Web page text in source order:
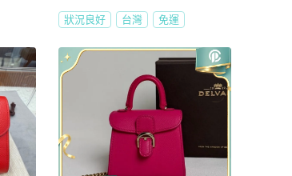
狀況良好 台灣 免運